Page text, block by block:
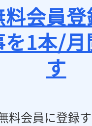
料会員
1本/
す
料会員に登録